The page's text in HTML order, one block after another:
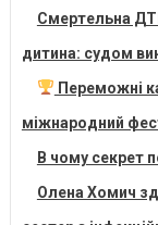
Смертельна
дитина: судом
Переможні
міжнародний
В чому секрет
Олена Хомич